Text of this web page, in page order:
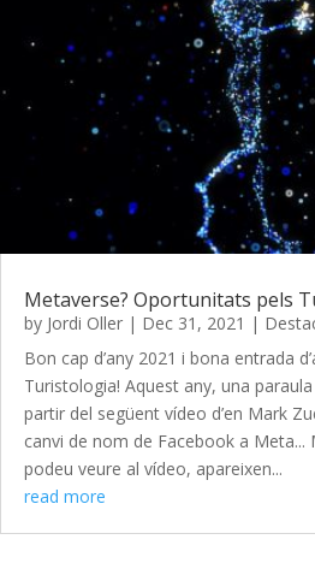
Metaverse? Oportunitats pels
by Jordi Oller | Dec 31, 2021 |
Bon cap d’any 2021 i bona entrada
Turistologia! Aquest any, una
partir del següent vídeo d’en Mark
canvi de nom de Facebook a Meta...
podeu veure al vídeo, apareixen...
read more